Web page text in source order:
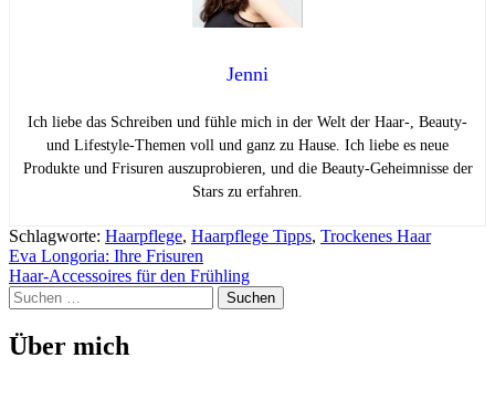
Jenni
Ich liebe das Schreiben und fühle mich in der Welt der Haar-, Beauty-
und Lifestyle-Themen voll und ganz zu Hause. Ich liebe es neue
Produkte und Frisuren auszuprobieren, und die Beauty-Geheimnisse der
Stars zu erfahren.
Schlagworte: Haarpflege, Haarpflege Tipps, Trockenes Haar
Beitragsnavigation
Eva Longoria: Ihre Frisuren
Haar-Accessoires für den Frühling
Suchen
nach:
Über mich